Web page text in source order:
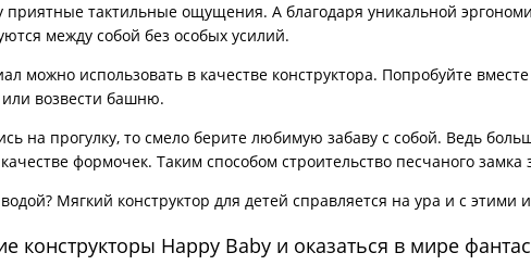
приятные тактильные ощущения. А благодаря уникальной
между собой без особых усилий.
можно использовать в качестве конструктора. Попробуйте
или возвести башню.
на прогулку, то смело берите любимую забаву с собой. Ведь
формочек. Таким способом строительство песчаного
Мягкий конструктор для детей справляется на ура и с этими
конструкторы Happy Baby и оказаться в мире